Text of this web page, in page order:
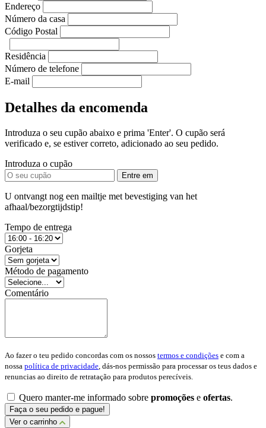
Endereço
Número da casa
Código Postal
Residência
Número de telefone
E-mail
Detalhes da encomenda
Introduza o seu cupão abaixo e prima 'Enter'. O cupão será
verificado e, se estiver correto, adicionado ao seu pedido.
Introduza o cupão
Entre em
U ontvangt nog een mailtje met bevestiging van het
afhaal/bezorgtijdstip!
Tempo de entrega
Gorjeta
Método de pagamento
Comentário
Ao fazer o teu pedido concordas com os nossos termos e condições e com a
nossa política de privacidade , dás-nos permissão para processar os teus dados e
renuncias ao direito de retratação para produtos perecíveis.
Quero manter-me informado sobre promoções e ofertas.
Faça o seu pedido e pague!
Ver o carrinho